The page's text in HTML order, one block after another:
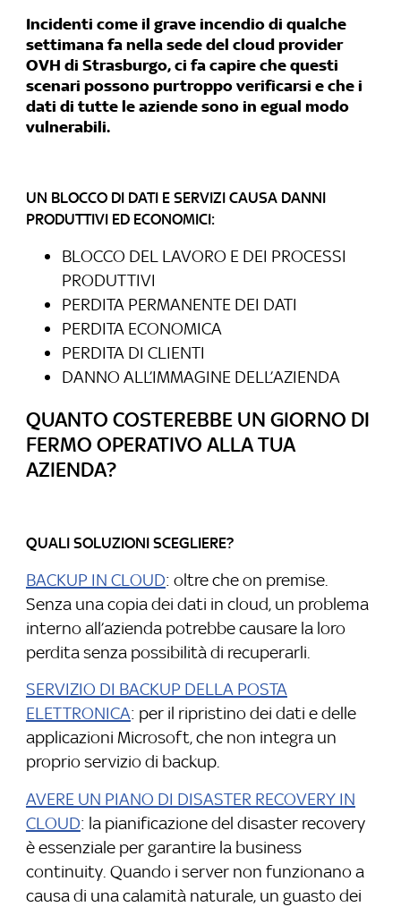
Incidenti come il grave incendio di qualche
settimana fa nella sede del cloud provider
OVH di Strasburgo, ci fa capire che questi
scenari possono purtroppo verificarsi e che i
dati di tutte le aziende sono in egual modo
vulnerabili.
UN BLOCCO DI DATI E SERVIZI CAUSA DANNI
PRODUTTIVI ED ECONOMICI:
BLOCCO DEL LAVORO E DEI PROCESSI
PRODUTTIVI
PERDITA PERMANENTE DEI DATI
PERDITA ECONOMICA
PERDITA DI CLIENTI
DANNO ALL’IMMAGINE DELL’AZIENDA
QUANTO COSTEREBBE UN GIORNO DI
FERMO OPERATIVO ALLA TUA
AZIENDA?
QUALI SOLUZIONI SCEGLIERE?
BACKUP IN CLOUD: oltre che on premise.
Senza una copia dei dati in cloud, un problema
interno all’azienda potrebbe causare la loro
perdita senza possibilità di recuperarli.
SERVIZIO DI BACKUP DELLA POSTA
ELETTRONICA: per il ripristino dei dati e delle
applicazioni Microsoft, che non integra un
proprio servizio di backup.
AVERE UN PIANO DI DISASTER RECOVERY IN
CLOUD: la pianificazione del disaster recovery
è essenziale per garantire la business
continuity. Quando i server non funzionano a
causa di una calamità naturale, un guasto dei